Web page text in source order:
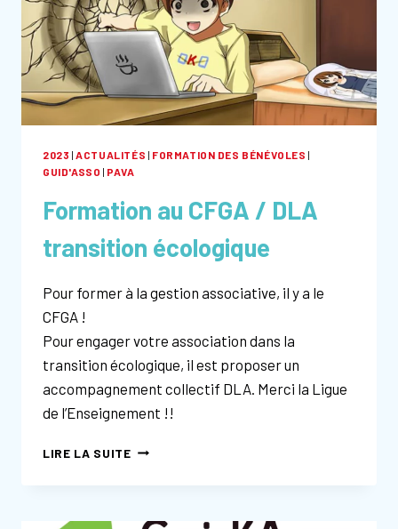
2023 | ACTUALITÉS | FORMATION DES BÉNÉVOLES |
GUID'ASSO | PAVA
Formation au CFGA / DLA
transition écologique
Pour former à la gestion associative, il y a le
CFGA !
Pour engager votre association dans la
transition écologique, il est proposer un
accompagnement collectif DLA. Merci la Ligue
de l’Enseignement !!
LIRE LA SUITE FORMATION
DLA